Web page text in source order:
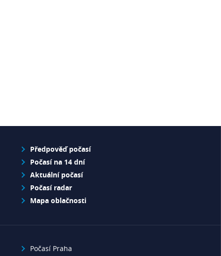
Předpověď počasí
Počasí na 14 dní
Aktuální počasí
Počasí radar
Mapa oblačnosti
Počasí Praha